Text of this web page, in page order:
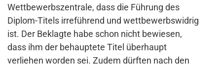
Wettbewerbszentrale, dass die Führung des
Diplom-Titels irreführend und wettbewerbswidrig
ist. Der Beklagte habe schon nicht bewiesen,
dass ihm der behauptete Titel überhaupt
verliehen worden sei. Zudem dürften nach den